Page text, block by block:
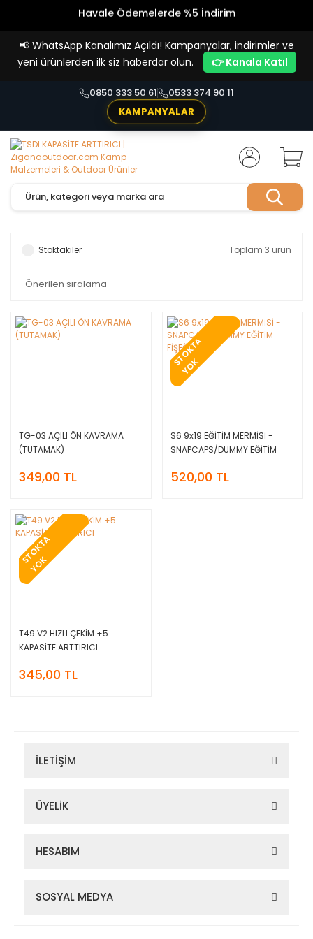
Havale Ödemelerde %5 İndirim
📢 WhatsApp Kanalımız Açıldı! Kampanyalar, indirimler ve
yeni ürünlerden ilk siz haberdar olun.
👉 Kanala Katıl
0850 333 50 61
0533 374 90 11
KAMPANYALAR
Stoktakiler Toplam 3 ürün
TG-03 AÇILI ÖN KAVRAMA
(TUTAMAK)
349,00 TL
S
T
O
K
T
A
Y
O
K
S6 9x19 EĞİTİM MERMİSİ -
SNAPCAPS/DUMMY EĞİTİM
520,00 TL
S
T
O
K
T
A
Y
O
K
T49 V2 HIZLI ÇEKİM +5
KAPASİTE ARTTIRICI
345,00 TL
İLETİŞİM
ÜYELİK
HESABIM
SOSYAL MEDYA